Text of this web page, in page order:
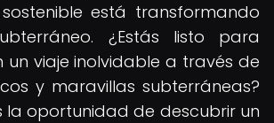
está transformando
¿Estás listo para
viaje inolvidable a través de
y maravillas subterráneas?
la oportunidad de descubrir un